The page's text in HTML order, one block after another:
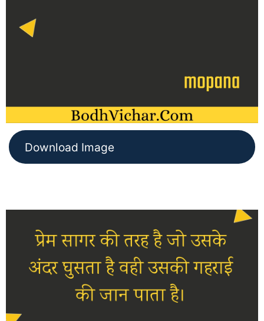
Download Image